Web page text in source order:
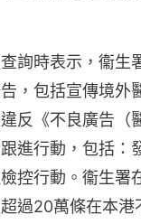
詢時表示，衞生
，包括宣傳境外
反《不良廣告（
進行動，包括：
控行動。衞生署
過20萬條在本港